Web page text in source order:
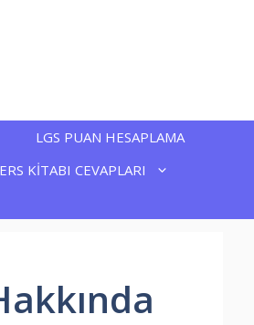
LGS PUAN HESAPLAMA
KİTABI CEVAPLARI